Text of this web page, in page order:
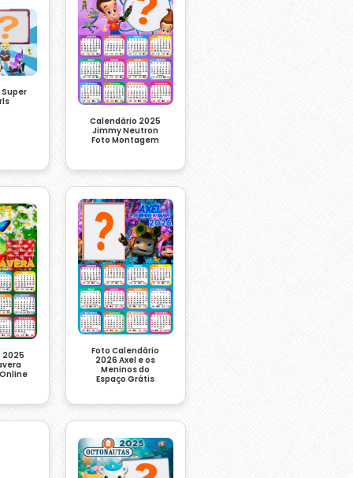
Super
Calendário 2025
Jimmy Neutron
Foto Montagem
2025
Foto Calendário
2026 Axel e os
Meninos do
Espaço Grátis